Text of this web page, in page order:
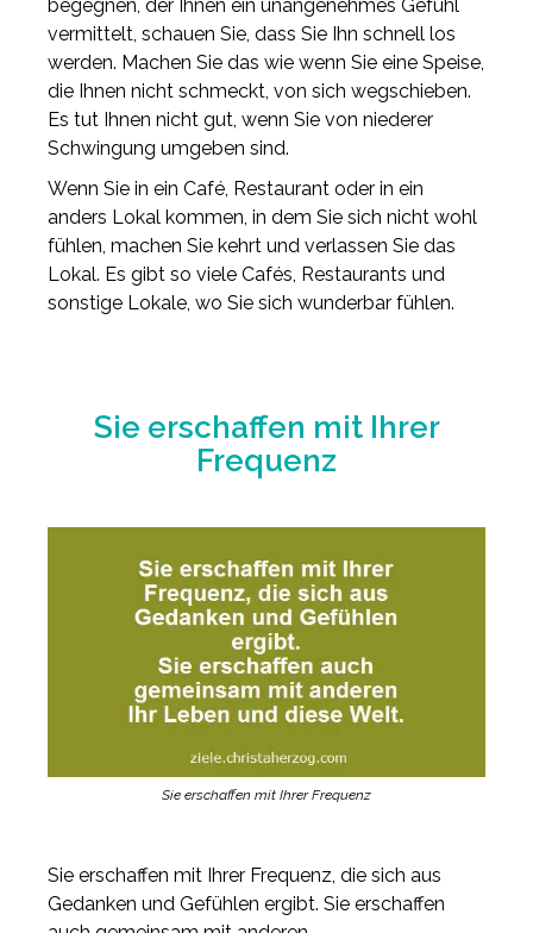
begegnen, der Ihnen ein unangenehmes Gefühl
vermittelt, schauen Sie, dass Sie Ihn schnell los
werden. Machen Sie das wie wenn Sie eine Speise,
die Ihnen nicht schmeckt, von sich wegschieben.
Es tut Ihnen nicht gut, wenn Sie von niederer
Schwingung umgeben sind.
Wenn Sie in ein Café, Restaurant oder in ein
anders Lokal kommen, in dem Sie sich nicht wohl
fühlen, machen Sie kehrt und verlassen Sie das
Lokal. Es gibt so viele Cafés, Restaurants und
sonstige Lokale, wo Sie sich wunderbar fühlen.
Sie erschaffen mit Ihrer
Frequenz
Sie erschaffen mit Ihrer Frequenz
Sie erschaffen mit Ihrer Frequenz, die sich aus
Gedanken und Gefühlen ergibt. Sie erschaffen